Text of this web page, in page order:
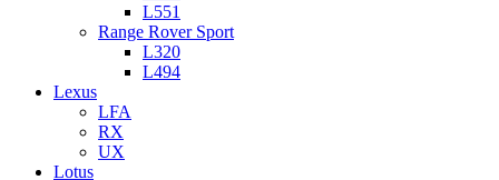
L551
Range Rover Sport
L320
L494
Lexus
LFA
RX
UX
Lotus